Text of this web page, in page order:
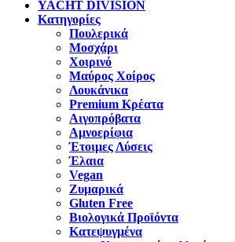
YACHT DIVISION
Κατηγορίες
Πουλερικά
Μοσχάρι
Χοιρινό
Μαύρος Χοίρος
Λουκάνικα
Premium Κρέατα
Αιγοπρόβατα
Αμνοερίφια
Έτοιμες Λύσεις
Έλαια
Vegan
Ζυμαρικά
Gluten Free
Βιολογικά Προϊόντα
Κατεψυγμένα